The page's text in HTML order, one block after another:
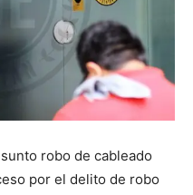
robo de cableado
por el delito de robo